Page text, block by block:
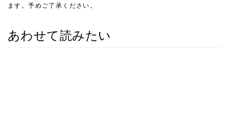
ます。予めご了承ください。
あわせて読みたい